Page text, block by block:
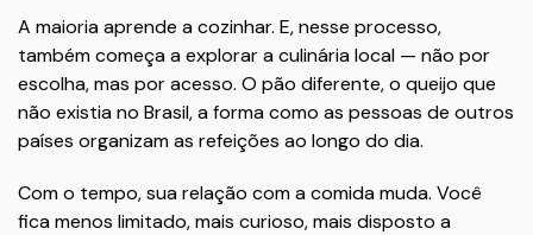
A maioria aprende a cozinhar. E, nesse processo,
também começa a explorar a culinária local — não por
escolha, mas por acesso. O pão diferente, o queijo que
não existia no Brasil, a forma como as pessoas de outros
países organizam as refeições ao longo do dia.
Com o tempo, sua relação com a comida muda. Você
fica menos limitado, mais curioso, mais disposto a